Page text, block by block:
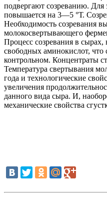
подвергают созреванию. Для
повышается на 3—5 °Т.
Необходимость созревания
молокосвертывающего
Процесс созревания в
свободных аминокислот, что
контрольном. Концентраты
Температура свертывания
года и технологические
увеличения
данного вида сыра. И,
механические свойства